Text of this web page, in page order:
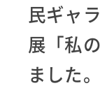
民ギャ
展「私
ました。